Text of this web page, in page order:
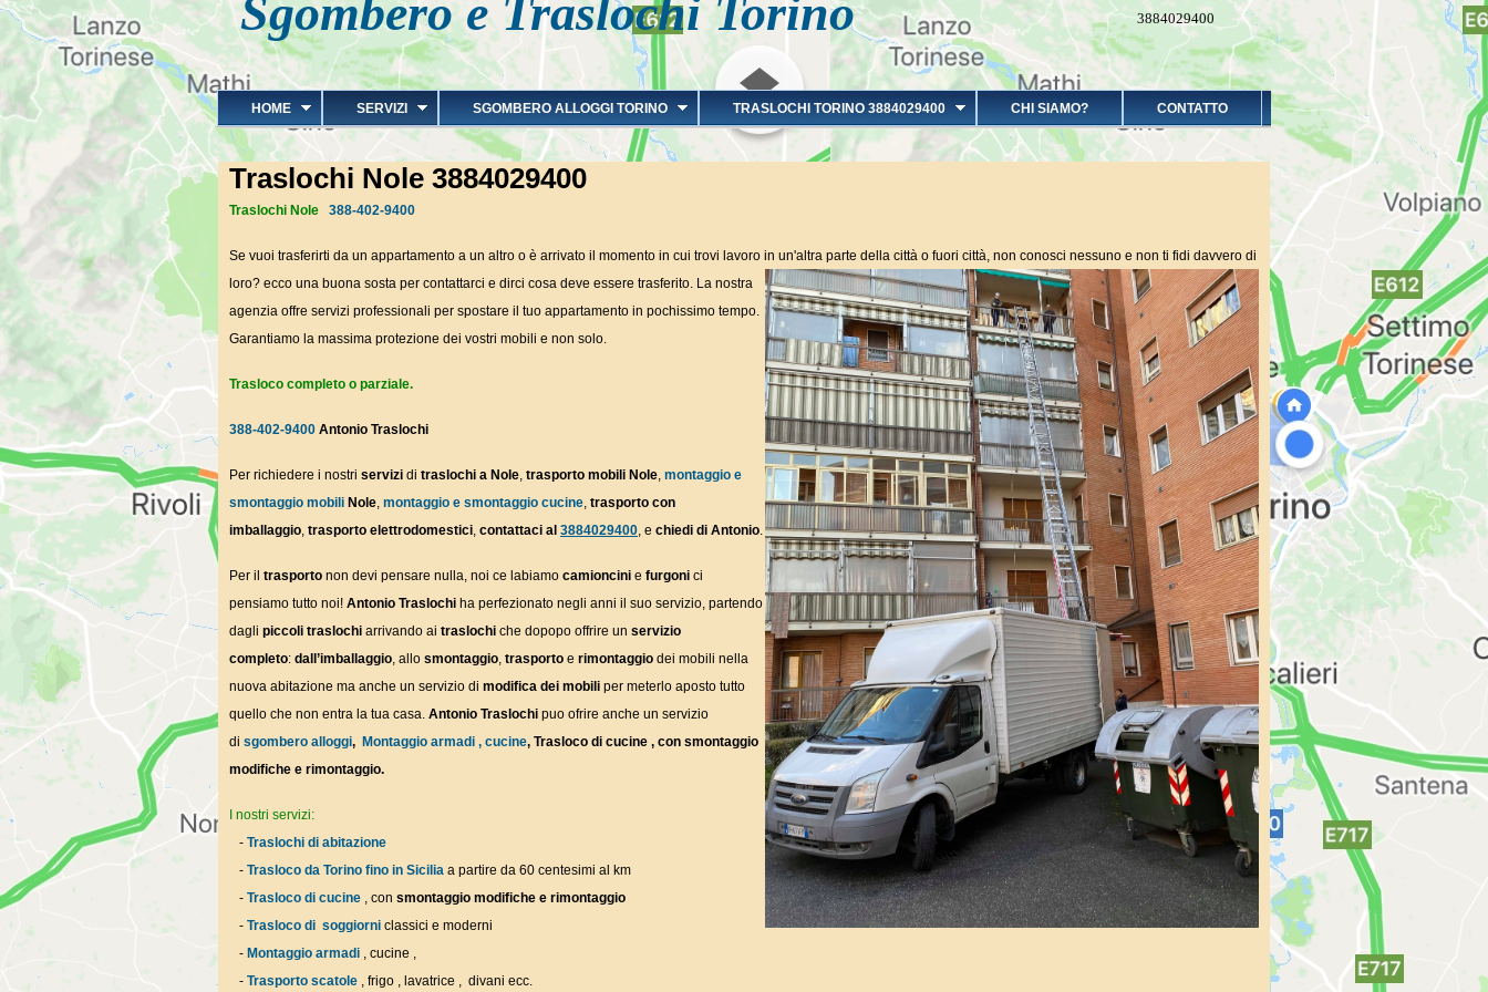
3884029400
Sgombero e Traslochi Torino
HOME SERVIZI SGOMBERO ALLOGGI TORINO TRASLOCHI TORINO 3884029400 CHI SIAMO? CONTATTO
Traslochi Nole 3884029400
Traslochi Nole 388-402-9400
Se vuoi trasferirti da un appartamento a un altro o è arrivato il momento in cui trovi lavoro in un'altra parte della città o fuori città, non conosci nessuno e non ti fidi davvero di
loro? ecco una buona sosta per contattarci e dirci cosa deve essere trasferito. La nostra
agenzia offre servizi professionali per spostare il tuo appartamento in pochissimo tempo.
Garantiamo la massima protezione dei vostri mobili e non solo.
Trasloco completo o parziale.
388-402-9400 Antonio Traslochi
Per richiedere i nostri servizi di traslochi a Nole, trasporto mobili Nole, montaggio e
smontaggio mobili Nole, montaggio e smontaggio cucine, trasporto con
imballaggio, trasporto elettrodomestici, contattaci al 3884029400, e chiedi di Antonio.
Per il trasporto non devi pensare nulla, noi ce labiamo camioncini e furgoni ci
pensiamo tutto noi! Antonio Traslochi ha perfezionato negli anni il suo servizio, partendo
dagli piccoli traslochi arrivando ai traslochi che dopopo offrire un servizio
completo: dall’imballaggio, allo smontaggio, trasporto e rimontaggio dei mobili nella
nuova abitazione ma anche un servizio di modifica dei mobili per meterlo aposto tutto
quello che non entra la tua casa. Antonio Traslochi puo ofrire anche un servizio
di sgombero alloggi, Montaggio armadi , cucine, Trasloco di cucine , con smontaggio
modifiche e rimontaggio.
I nostri servizi:
- Traslochi di abitazione
- Trasloco da Torino fino in Sicilia a partire da 60 centesimi al km
- Trasloco di cucine , con smontaggio modifiche e rimontaggio
- Trasloco di soggiorni classici e moderni
- Montaggio armadi , cucine ,
- Trasporto scatole , frigo , lavatrice , divani ecc.